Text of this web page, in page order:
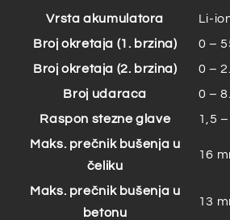
Vrsta akumulatora
Li-
Broj okretaja (1. brzina)
0 –
Broj okretaja (2. brzina)
0 –
Broj udaraca
0 –
Raspon stezne glave
1,5
Maks. prečnik bušenja u
čeliku
16
Maks. prečnik bušenja u
betonu
13